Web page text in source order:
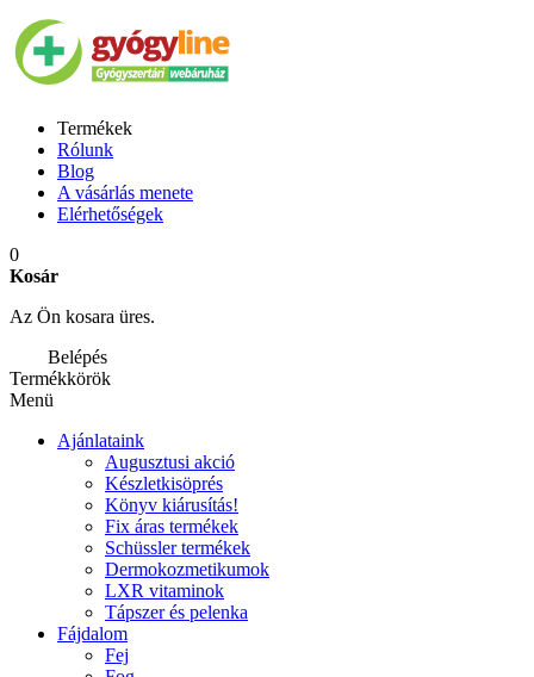
Termékek
Rólunk
Blog
A vásárlás menete
Elérhetőségek
0
Kosár
Az Ön kosara üres.
Belépés
Termékkörök
Menü
Ajánlataink
Augusztusi akció
Készletkisöprés
Könyv kiárusítás!
Fix áras termékek
Schüssler termékek
Dermokozmetikumok
LXR vitaminok
Tápszer és pelenka
Fájdalom
Fej